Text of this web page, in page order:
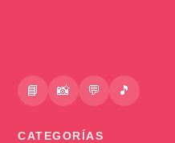
📘 📸 💬 🎵
CATEGORÍAS